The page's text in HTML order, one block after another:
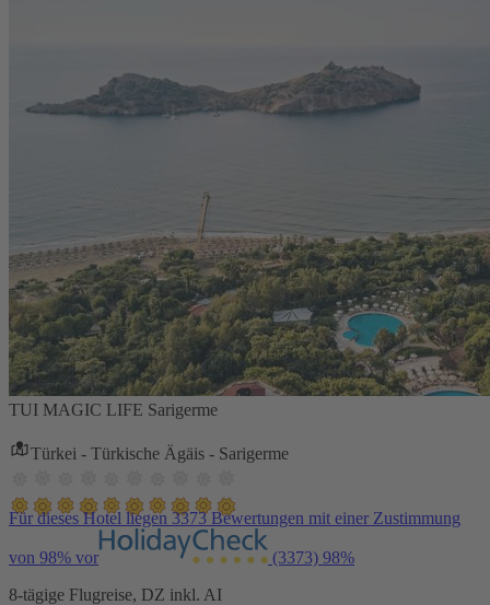
TUI MAGIC LIFE Sarigerme
Türkei - Türkische Ägäis - Sarigerme
Für dieses Hotel liegen 3373 Bewertungen mit einer Zustimmung
von 98% vor (3373) 98%
8-tägige Flugreise, DZ inkl. AI